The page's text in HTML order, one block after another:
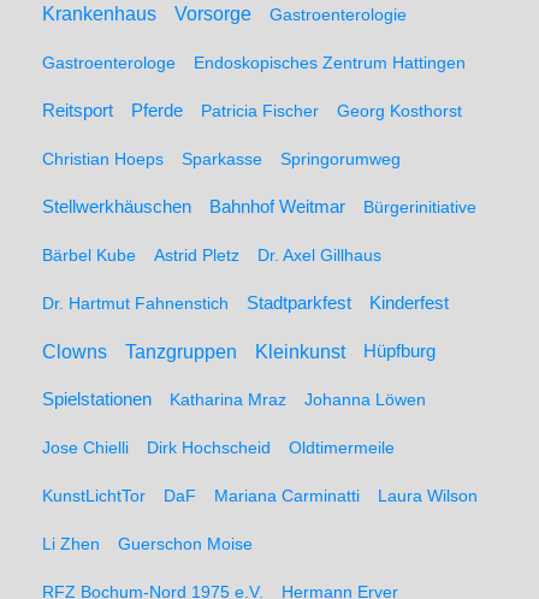
Krankenhaus Vorsorge Gastroenterologie
Gastroenterologe Endoskopisches Zentrum Hattingen
Reitsport Pferde Patricia Fischer Georg Kosthorst
Christian Hoeps Sparkasse Springorumweg
Stellwerkhäuschen Bahnhof Weitmar Bürgerinitiative
Bärbel Kube Astrid Pletz Dr. Axel Gillhaus
Dr. Hartmut Fahnenstich Stadtparkfest Kinderfest
Clowns Tanzgruppen Kleinkunst Hüpfburg
Spielstationen Katharina Mraz Johanna Löwen
Jose Chielli Dirk Hochscheid Oldtimermeile
KunstLichtTor DaF Mariana Carminatti Laura Wilson
Li Zhen Guerschon Moise
RFZ Bochum-Nord 1975 e.V. Hermann Erver